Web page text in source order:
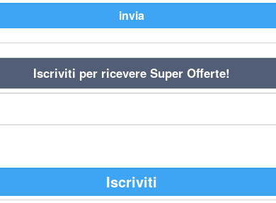
Iscriviti per ricevere Super Offerte!
Iscriviti